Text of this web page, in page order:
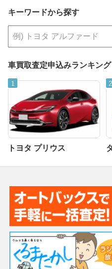
キーワードから探す
車買取査定申込みランキング
トヨタ プリウス